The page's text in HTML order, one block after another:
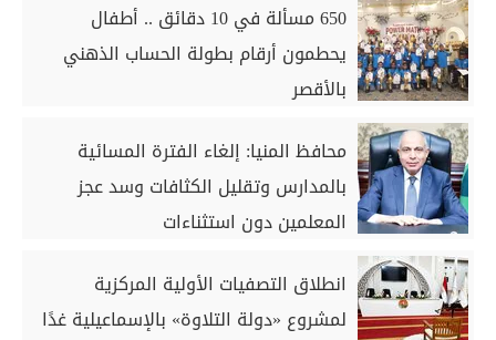
650 مسألة في 10 دقائق .. أطفال
يحطمون أرقام بطولة الحساب الذهني
بالأقصر
محافظ المنيا: إلغاء الفترة المسائية
بالمدارس وتقليل الكثافات وسد عجز
المعلمين دون استثناءات
انطلاق التصفيات الأولية المركزية
لمشروع «دولة التلاوة» بالإسماعيلية غدًا